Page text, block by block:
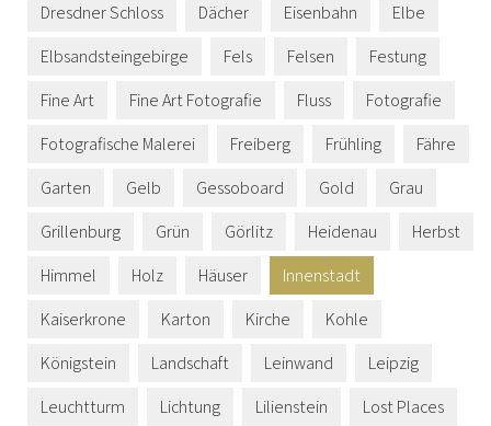
Dresdner Schloss
Dächer Eisenbahn
Elbe
Elbsandsteingebirge
Fels Felsen
Festung
Fine Art
Fine Art Fotografie Fluss
Fotografie
Fotografische Malerei
Freiberg Frühling
Fähre
Garten
Gelb Gessoboard Gold
Grau
Grillenburg
Grün Görlitz Heidenau
Herbst
Himmel
Holz Häuser
Innenstadt
Kaiserkrone
Karton Kirche
Kohle
Königstein
Landschaft Leinwand
Leipzig
Leuchtturm
Lichtung Lilienstein
Lost Places